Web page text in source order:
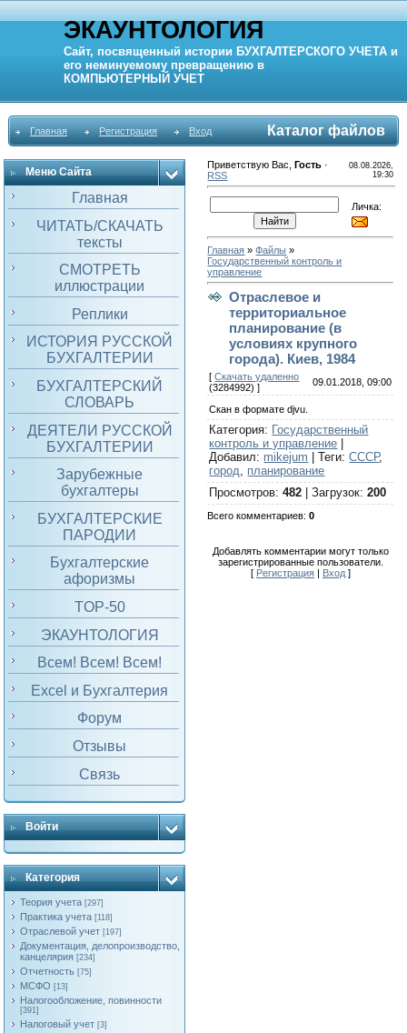
ЭКАУНТОЛОГИЯ
Сайт, посвященный истории БУХГАЛТЕРСКОГО УЧЕТА и
его неминуемому превращению в
КОМПЬЮТЕРНЫЙ УЧЕТ
Главная Регистрация Вход Каталог файлов
Меню Сайта
Главная
ЧИТАТЬ/СКАЧАТЬ
тексты
СМОТРЕТЬ
иллюстрации
Реплики
ИСТОРИЯ РУССКОЙ
БУХГАЛТЕРИИ
БУХГАЛТЕРСКИЙ
СЛОВАРЬ
ДЕЯТЕЛИ РУССКОЙ
БУХГАЛТЕРИИ
Зарубежные
бухгалтеры
БУХГАЛТЕРСКИЕ
ПАРОДИИ
Бухгалтерские
афоризмы
TOP-50
ЭКАУНТОЛОГИЯ
Всем! Всем! Всем!
Excel и Бухгалтерия
Форум
Отзывы
Связь
Войти
Категория
Теория учета [297]
Практика учета [118]
Отраслевой учет [197]
Документация, делопроизводство,
канцелярия [234]
Отчетность [75]
МСФО [13]
Налогообложение, повинности
[391]
Налоговый учет [3]
Приветствую Вас ,Гость ·
RSS
08.08.2026,
19:30
Личка:
Главная »Файлы »
Государственный контроль и
управление
Отраслевое и
территориальное
планирование (в
условиях крупного
города). Киев, 1984
[Скачать удаленно
(3284992) ]
09.01.2018, 09:00
Скан в формате djvu.
Категория: Государственный
контроль и управление
Добавил: mikejum |Теги:СССР,
город, планирование
Просмотров:482 |Загрузок:200
Всего комментариев:0
Добавлять комментарии могут только
зарегистрированные пользователи.
[ Регистрация| Вход]